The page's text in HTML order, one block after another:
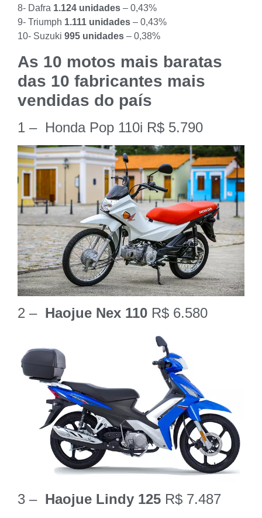
8- Dafra 1.124 unidades – 0,43%
9- Triumph 1.111 unidades – 0,43%
10- Suzuki 995 unidades – 0,38%
As 10 motos mais baratas
das 10 fabricantes mais
vendidas do país
1 – Honda Pop 110i R$ 5.790
2 – Haojue Nex 110 R$ 6.580
3 – Haojue Lindy 125 R$ 7.487